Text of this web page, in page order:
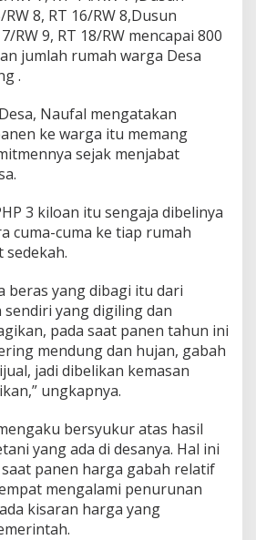
8, RT 16/RW 8,Dusun
RW 9, RT 18/RW mencapai 800
jumlah rumah warga Desa
.
Naufal mengatakan
ke warga itu memang
sejak menjabat
3 kiloan itu sengaja dibelinya
cuma-cuma ke tiap rumah
sedekah.
beras yang dibagi itu dari
yang digiling dan
pada saat panen tahun ini
mendung dan hujan, gabah
jadi dibelikan kemasan
ungkapnya.
bersyukur atas hasil
yang ada di desanya. Hal ini
panen harga gabah relatif
mengalami penurunan
kisaran harga yang